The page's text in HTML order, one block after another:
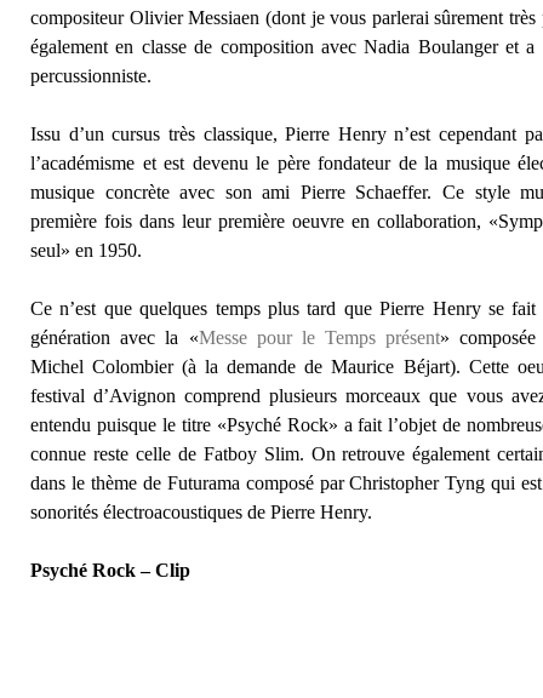
compositeur Olivier Messiaen (dont je vous parlerai sûrement
également en classe de composition avec Nadia Boulanger et
percussionniste.
Issu d’un cursus très classique, Pierre Henry n’est cependant
l’académisme et est devenu le père fondateur de la musique
musique concrète avec son ami Pierre Schaeffer. Ce style
première fois dans leur première oeuvre en collaboration,
seul» en 1950.
Ce n’est que quelques temps plus tard que Pierre Henry se
génération avec la «Messe pour le Temps présent»
Michel Colombier (à la demande de Maurice Béjart). Cette
festival d’Avignon comprend plusieurs morceaux que vous
entendu puisque le titre «Psyché Rock» a fait l’objet de
connue reste celle de Fatboy Slim. On retrouve également
dans le thème de Futurama composé par Christopher Tyng qui
sonorités électroacoustiques de Pierre Henry.
Psyché Rock – Clip